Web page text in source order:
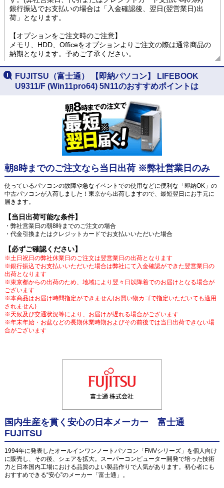
銀行振込でお支払いの場合は「入金確認後、翌日(翌営業日)出
荷」となります。
【オプションをご注文時のご注意】
メモリ、HDD、Officeをオプションよりご注文の際は通常商品の
納期となります。予めご了承ください。
FUJITSU（富士通） 【即納パソコン】 LIFEBOOK
U9311/F (Win11pro64) 5N11のおすすめポイントは
朝8時までのご注文なら当日出荷 ※弊社営業日のみ
使っているパソコンの故障や急なイベントでの使用などに便利な「即納OK」の
中古パソコンが入荷しました！東京から出荷しますので、最短翌日にお手元に
届きます。
【当日出荷可能な条件】
・弊社営業日の朝8時までのご注文の場合
・代金引換またはクレジットカードでお支払いいただいた場合
【必ずご確認ください】
※土日祝日の弊社休業日のご注文は翌営業日の出荷となります
※銀行振込でお支払いいただいた場合は弊社にて入金確認ができた翌営業日の
出荷となります
※東京都からの出荷のため、地域により翌々日以降着でのお届けとなる場合が
ございます
※本商品はお届け時間指定ができません(お買い物カゴで指定いただいても適用
されません)
※天候及び交通状況等により、お届けが遅れる場合がございます
※年末年始・お盆などの長期休業時期およびその前後では当日出荷できない場
合がございます
国内生産を貫く安心の日本メーカー 富士通
FUJITSU
1994年に発表したオールインワンノートパソコン「FMVシリーズ」を個人向け
に販売し、その後、シェアを拡大。スーパーコンピューター開発で培った技術
力と日本国内工場における品質のよい製品作りで人気があります。初心者にも
おすすめできる“安心”のメーカー「富士通」。